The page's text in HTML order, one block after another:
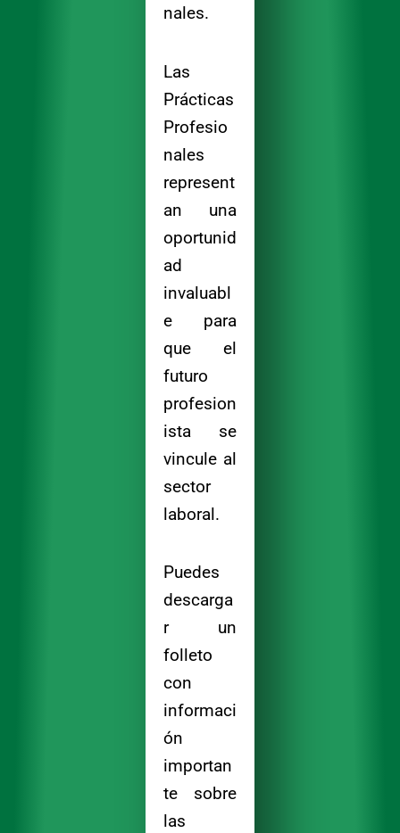
nales.
Las
Prácticas
Profesio
nales
represent
an una
oportunid
ad
invaluabl
e para
que el
futuro
profesion
ista se
vincule al
sector
laboral.
Puedes
descarga
r un
folleto
con
informaci
ón
importan
te sobre
las